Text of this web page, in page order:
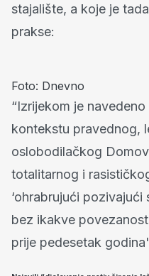
stajalište, a koje je
prakse:
Foto: Dnevno
“Izrijekom je
kontekstu pravednog,
oslobodilačkog
totalitarnog i
‘ohrabrujući
bez ikakve
prije pedesetak